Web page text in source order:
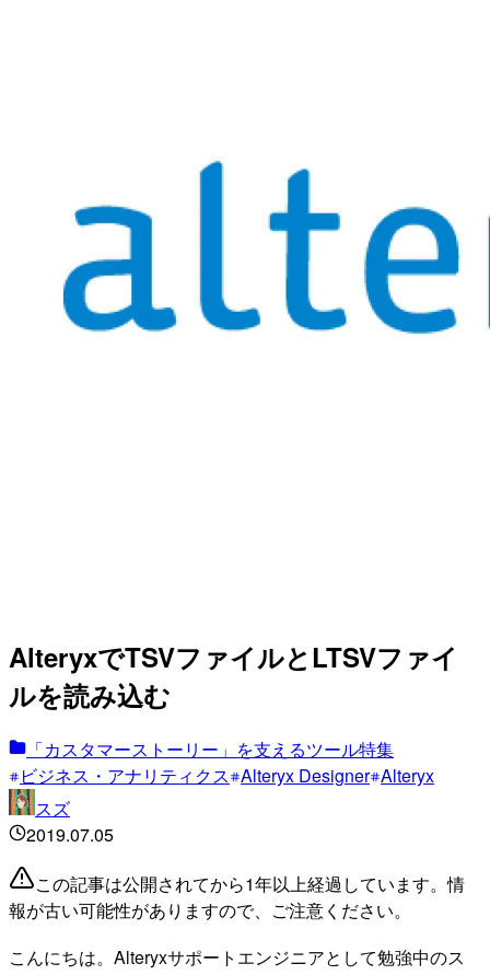
AlteryxでTSVファイルとLTSVファイ
ルを読み込む
「カスタマーストーリー」を支えるツール特集
ビジネス・アナリティクス Alteryx Designer Alteryx
スズ
2019.07.05
この記事は公開されてから1年以上経過しています。情
報が古い可能性がありますので、ご注意ください。
こんにちは。Alteryxサポートエンジニアとして勉強中のス